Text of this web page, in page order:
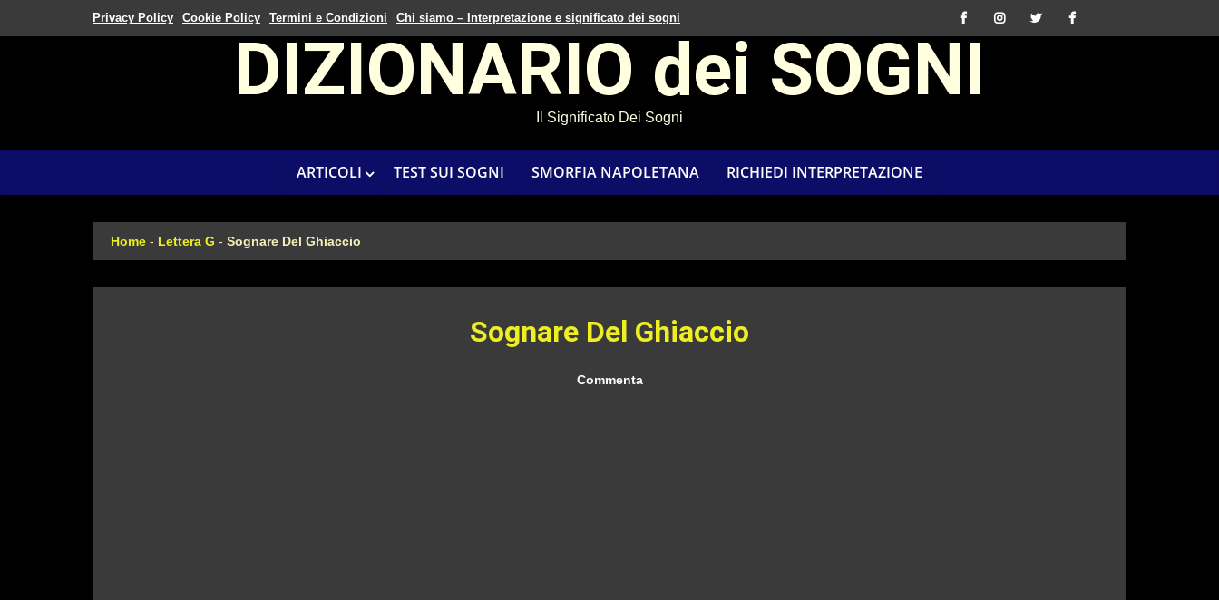
Privacy Policy Cookie Policy Termini e Condizioni Chi siamo – Interpretazione e significato dei sogni
DIZIONARIO dei SOGNI
Il Significato Dei Sogni
ARTICOLI TEST SUI SOGNI SMORFIA NAPOLETANA RICHIEDI INTERPRETAZIONE
Home - Lettera G - Sognare Del Ghiaccio
Sognare Del Ghiaccio
Commenta